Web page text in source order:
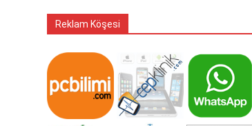
Reklam Köşesi